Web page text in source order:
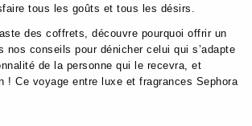
tous les goûts et tous les désirs.
des coffrets, découvre pourquoi offrir un
nos conseils pour dénicher celui qui s’adapte
de la personne qui le recevra, et
! Ce voyage entre luxe et fragrances Sephora